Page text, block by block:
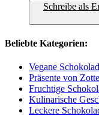
Schreibe als
Beliebte Kategorien:
Vegane
Präsente von
Fruchtige
Kulinarische
Leckere